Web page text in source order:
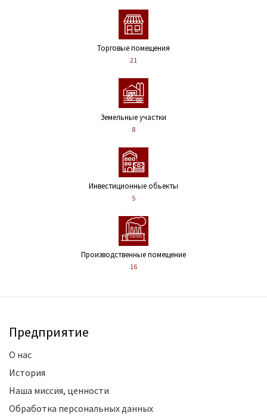
Торговые помещения
21
Земельные участки
8
Инвестиционные обьекты
5
Производственные помещение
16
Предприятие
О нас
История
Наша миссия, ценности
Обработка персональных данных